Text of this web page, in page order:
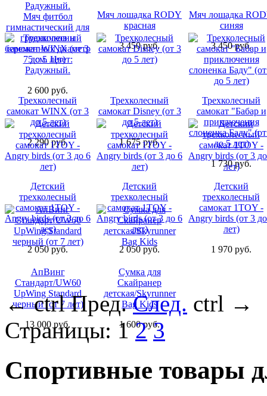
Мяч фитбол
гимнастический для
грудничков и
беременных диаметр
75 см. Цвет:
Радужный.
2 600 руб.
Мяч лошадка RODY
красная
3 450 руб.
Мяч лошадка
синяя
3 450 руб.
Трехколесный
самокат WINX (от 3
до 5 лет)
2 290 руб.
Трехколесный
самокат Disney (от 3
до 5 лет)
1 675 руб.
Трехколесный
самокат "Бабар и
приключения
слоненка Баду"
до 5 лет)
1 730 руб.
Детский
трехколесный
самокат 1TOY -
Angry birds (от 3 до 6
лет)
2 050 руб.
Детский
трехколесный
самокат 1TOY -
Angry birds (от 3 до 6
лет)
2 050 руб.
Детский
трехколесный
самокат 1TOY -
Angry birds (от 3
лет)
1 970 руб.
АпВинг
Cтандарт/UW60
UpWing Standard
черный (от 7 лет)
13 000 руб.
Сумка для
Скайранер
детская/Skyrunner
Bag Kids
1 600 руб.
←ctrl Пред. След. ctrl →
Страницы: 1 2 3
Спортивные товары